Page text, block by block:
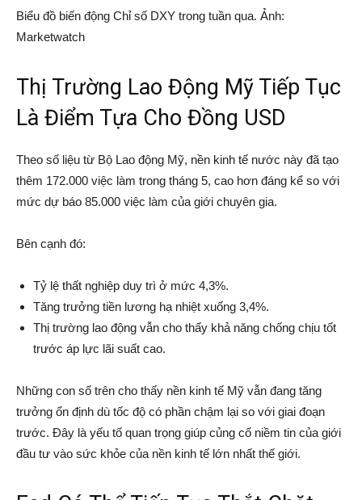
Biểu đồ biến động Chỉ số DXY trong tuần qua. Ảnh:
Marketwatch
Thị Trường Lao Động Mỹ Tiếp Tục
Là Điểm Tựa Cho Đồng USD
Theo số liệu từ Bộ Lao động Mỹ, nền kinh tế nước này đã tạo
thêm 172.000 việc làm trong tháng 5, cao hơn đáng kể so với
mức dự báo 85.000 việc làm của giới chuyên gia.
Bên cạnh đó:
Tỷ lệ thất nghiệp duy trì ở mức 4,3%.
Tăng trưởng tiền lương hạ nhiệt xuống 3,4%.
Thị trường lao động vẫn cho thấy khả năng chống chịu tốt
trước áp lực lãi suất cao.
Những con số trên cho thấy nền kinh tế Mỹ vẫn đang tăng
trưởng ổn định dù tốc độ có phần chậm lại so với giai đoạn
trước. Đây là yếu tố quan trọng giúp củng cố niềm tin của giới
đầu tư vào sức khỏe của nền kinh tế lớn nhất thế giới.